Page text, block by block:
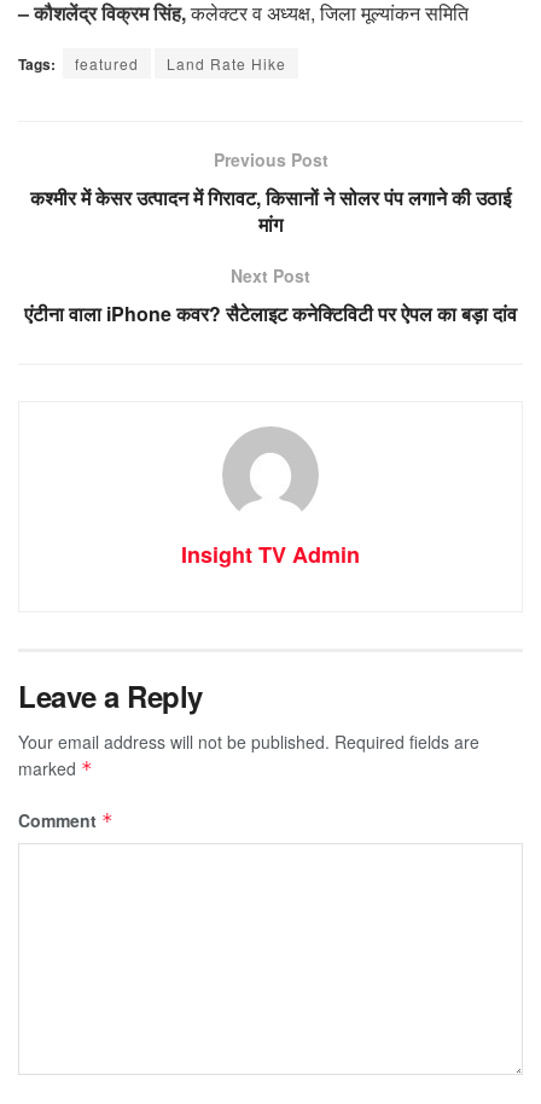
– कौशलेंद्र विक्रम सिंह,कलेक्टर व अध्यक्ष, जिला मूल्यांकन समिति
Tags: featured Land Rate Hike
Previous Post
कश्मीर में केसर उत्पादन में गिरावट, किसानों ने सोलर पंप लगाने की उठाई
मांग
Next Post
एंटीना वाला iPhone कवर? सैटेलाइट कनेक्टिविटी पर ऐपल का बड़ा दांव
Insight TV Admin
Leave a Reply
Your email address will not be published. Required fields are
marked *
Comment *